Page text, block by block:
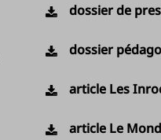
dossier de
dossier
article Les
article Le